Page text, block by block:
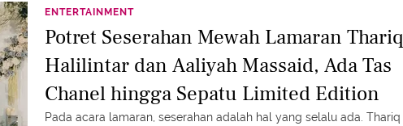
ENTERTAINMENT
Potret Seserahan Mewah Lamaran Thariq
Halilintar dan Aaliyah Massaid, Ada Tas
Chanel hingga Sepatu Limited Edition
Pada acara lamaran, seserahan adalah hal yang selalu ada. Thariq